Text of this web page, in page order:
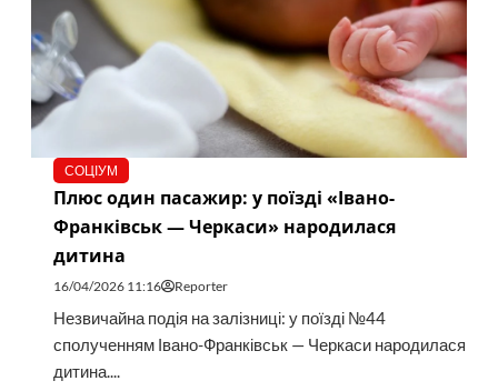
СОЦІУМ
Плюс один пасажир: у поїзді «Івано-
Франківськ — Черкаси» народилася
дитина
16/04/2026 11:16 Reporter
Незвичайна подія на залізниці: у поїзді №44
сполученням Івано-Франківськ — Черкаси народилася
дитина....